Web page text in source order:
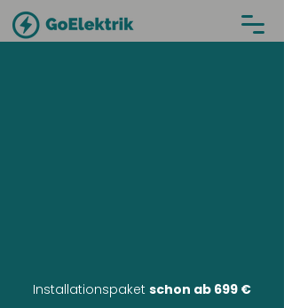
Installationspaket schon ab 699 €